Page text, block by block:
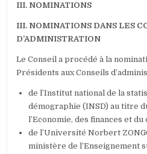
III. NOMINATIONS
III. NOMINATIONS DANS LES
D’ADMINISTRATION
Le Conseil a procédé à la
Présidents aux Conseils
de l’Institut national de la
démographie (INSD) au titre
l’Economie, des finances et
de l’Université Norbert
ministère de l’Enseignement